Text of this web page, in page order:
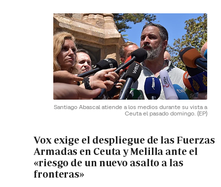
Santiago Abascal atiende a los medios durante su vista a
Ceuta el pasado domingo. (EP)
Vox exige el despliegue de las Fuerzas
Armadas en Ceuta y Melilla ante el
«riesgo de un nuevo asalto a las
fronteras»